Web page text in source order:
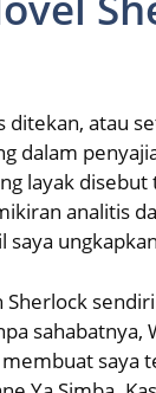
ditekan, atau
dalam
layak disebut
analitis
saya
Sherlock
sahabatnya,
membuat saya